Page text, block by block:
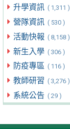
升學資訊 ( 1,311 )
營隊資訊 ( 530 )
活動快報 ( 8,158 )
新生入學 ( 306 )
防疫專區 ( 116 )
教師研習 ( 3,276 )
系統公告 ( 29 )